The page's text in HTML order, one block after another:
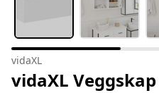
vidaXL
vidaXL